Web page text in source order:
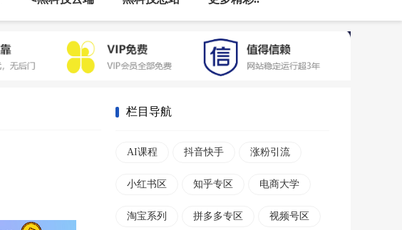
栏目导航
AI课程 抖音快手 涨粉引流
小红书区 知乎专区 电商大学
淘宝系列 拼多多专区 视频号区